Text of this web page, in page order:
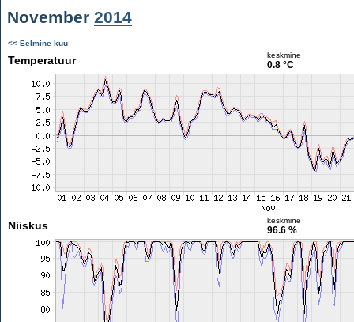
November 2014
<< Eelmine kuu
Temperatuur keskmine
0.8 °C
Niiskus keskmine
96.6 %